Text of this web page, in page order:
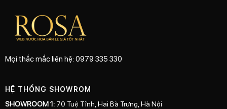
Mọi thắc mắc liên hệ: 0979 335 330
HỆ THỐNG SHOWROM
SHOWROOM 1: 70 Tuệ Tĩnh, Hai Bà Trưng, Hà Nội